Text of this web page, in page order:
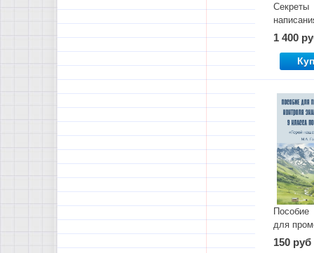
Секреты
1 400
Пособие
для
150 руб